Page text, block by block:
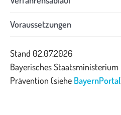
Voraussetzungen
Stand 02.07.2026
Bayerisches
Prävention (siehe BayernPortal